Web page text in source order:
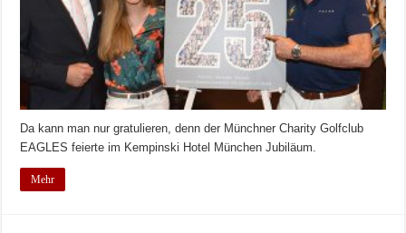
Da kann man nur gratulieren, denn der Münchner Charity Golfclub
EAGLES feierte im Kempinski Hotel München Jubiläum.
Mehr